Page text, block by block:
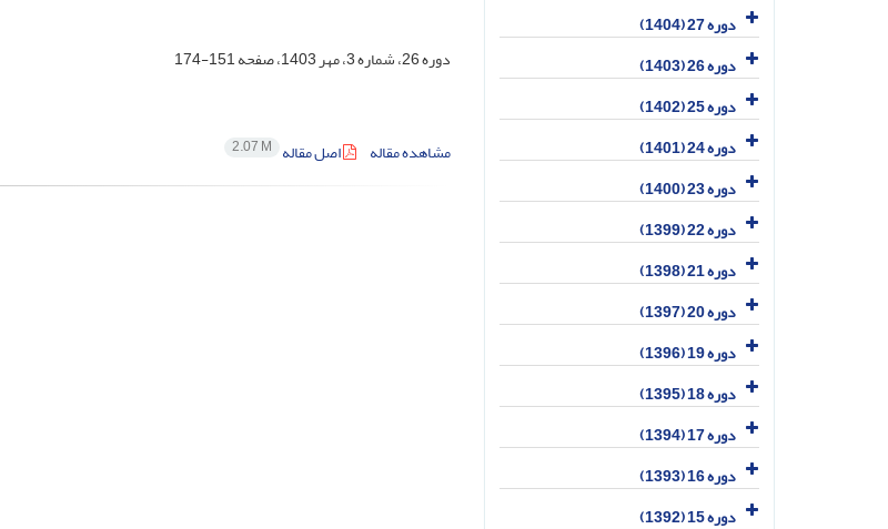
دوره 26، شماره 3، مهر 1403، صفحه
151-174
مشاهده مقاله
اصل مقاله 2.07 M
دوره 27 (1404)
دوره 26 (1403)
دوره 25 (1402)
دوره 24 (1401)
دوره 23 (1400)
دوره 22 (1399)
دوره 21 (1398)
دوره 20 (1397)
دوره 19 (1396)
دوره 18 (1395)
دوره 17 (1394)
دوره 16 (1393)
دوره 15 (1392)